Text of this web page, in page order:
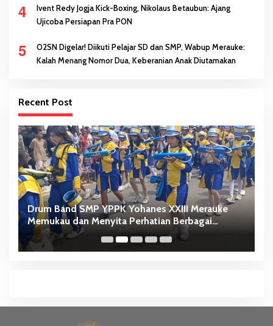
4
Ivent Redy Jogja Kick-Boxing, Nikolaus Betaubun: Ajang
Ujicoba Persiapan Pra PON
5
O2SN Digelar! Diikuti Pelajar SD dan SMP, Wabup Merauke:
Kalah Menang Nomor Dua, Keberanian Anak Diutamakan
Recent Post
Drum Band SMP YPPK Yohanes XXIII Merauke
Memukau dan Menyita Perhatian Berbagai
Kalangan